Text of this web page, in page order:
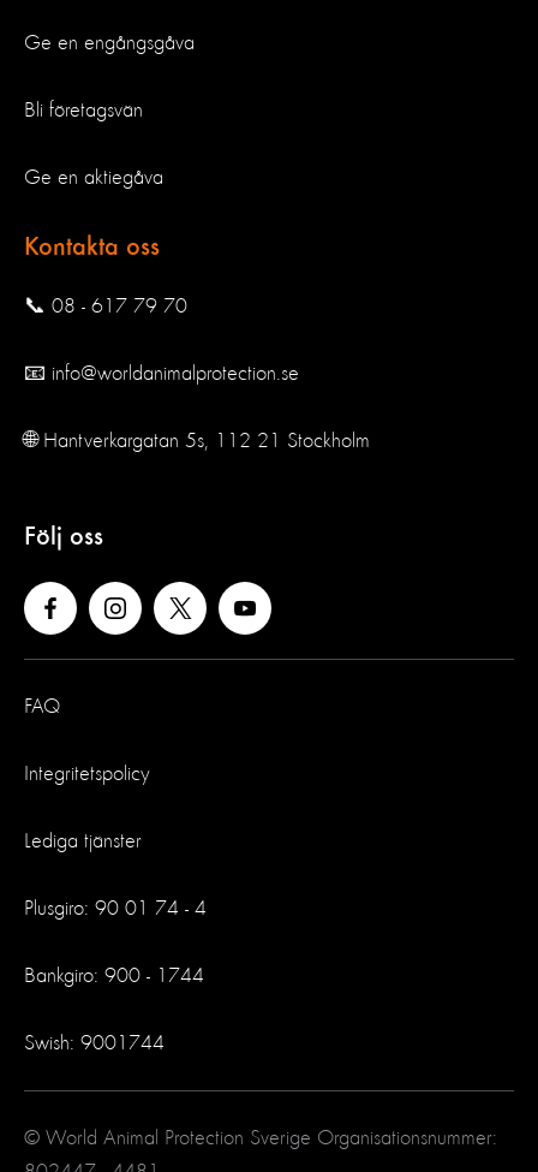
Ge en engångsgåva
Bli företagsvän
Ge en aktiegåva
Kontakta oss
📞 08 - 617 79 70
📧 info@worldanimalprotection.se
🌐 Hantverkargatan 5s, 112 21 Stockholm
Följ oss
FAQ
Integritetspolicy
Lediga tjänster
Plusgiro: 90 01 74 - 4
Bankgiro: 900 - 1744
Swish: 9001744
© World Animal Protection Sverige Organisationsnummer: